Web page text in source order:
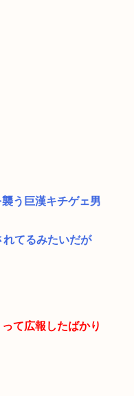
う巨漢キチゲェ男
てるみたいだが
て広報したばかり